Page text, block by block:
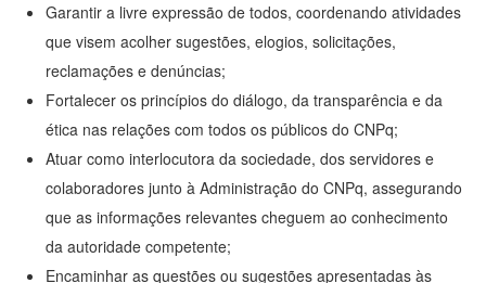
Garantir a livre expressão de todos, coordenando atividades
que visem acolher sugestões, elogios, solicitações,
reclamações e denúncias;
Fortalecer os princípios do diálogo, da transparência e da
ética nas relações com todos os públicos do CNPq;
Atuar como interlocutora da sociedade, dos servidores e
colaboradores junto à Administração do CNPq, assegurando
que as informações relevantes cheguem ao conhecimento
da autoridade competente;
Encaminhar as questões ou sugestões apresentadas às